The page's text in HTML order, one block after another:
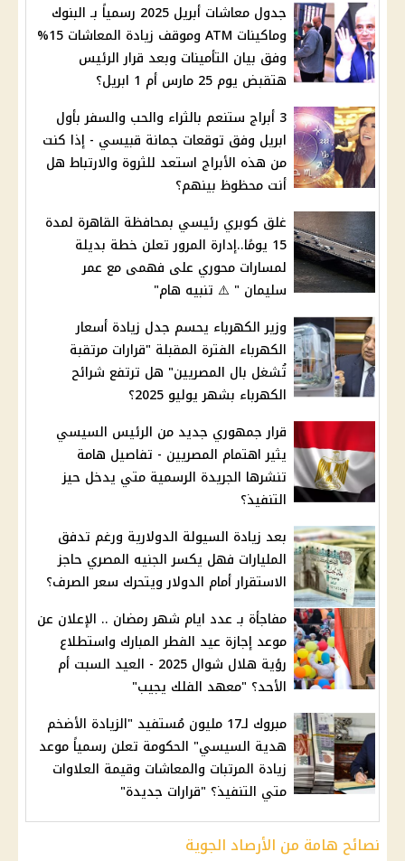
جدول معاشات أبريل 2025 رسمياً بـ البنوك
وماكينات ATM وموقف زيادة المعاشات 15%
وفق بيان التأمينات وبعد قرار الرئيس
هتقبض يوم 25 مارس أم 1 ابريل؟
3 أبراج ستنعم بالثراء والحب والسفر بأول
ابريل وفق توقعات جمانة قبيسي - إذا كنت
من هذه الأبراج استعد للثروة والارتباط هل
أنت محظوظ بينهم؟
غلق كوبري رئيسي بمحافظة القاهرة لمدة
15 يومًا..إدارة المرور تعلن خطة بديلة
لمسارات محوري على فهمى مع عمر
سليمان " ⚠️ تنبيه هام"
وزير الكهرباء يحسم جدل زيادة أسعار
الكهرباء الفترة المقبلة "قرارات مرتقبة
تُشغل بال المصريين" هل ترتفع شرائح
الكهرباء بشهر يوليو 2025؟
قرار جمهوري جديد من الرئيس السيسي
يثير اهتمام المصريين - تفاصيل هامة
تنشرها الجريدة الرسمية متي يدخل حيز
التنفيذ؟
بعد زيادة السيولة الدولارية ورغم تدفق
المليارات فهل يكسر الجنيه المصري حاجز
الاستقرار أمام الدولار ويتحرك سعر الصرف؟
مفاجأة بـ عدد ايام شهر رمضان .. الإعلان عن
موعد إجازة عيد الفطر المبارك واستطلاع
رؤية هلال شوال 2025 - العيد السبت أم
الأحد؟ "معهد الفلك يجيب"
مبروك لـ17 مليون مُستفيد "الزيادة الأضخم
هدية السيسي" الحكومة تعلن رسمياً موعد
زيادة المرتبات والمعاشات وقيمة العلاوات
متي التنفيذ؟ "قرارات جديدة"
نصائح هامة من الأرصاد الجوية